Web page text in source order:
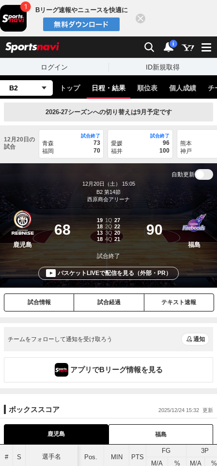
Bリーグ速報やニュースを快適に
検索 通知
i
ログイン ID新規取得
B2 トップ 日程・結果 順位表 個人成績 チ
2026-27シーズンへの切り替えは9月予定です
12月20日の
試合
試合終了
青森
73
福岡
70
試合終了
愛媛
96
福井
100
熊本
神戸
チームをフォローして通知を受け取ろう 通知
アプリでBリーグ情報を見る